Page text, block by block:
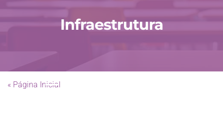
Infraestrutura
« Página Inicial